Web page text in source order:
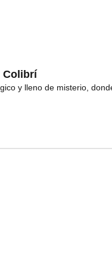
Colibrí
y lleno de misterio,